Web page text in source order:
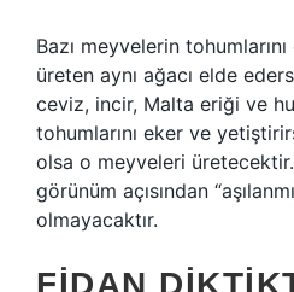
Bazı meyvelerin
üreten aynı ağacı elde
ceviz, incir, Malta eriği ve
tohumlarını eker ve
olsa o meyveleri
görünüm açısından
olmayacaktır.
FIDAN